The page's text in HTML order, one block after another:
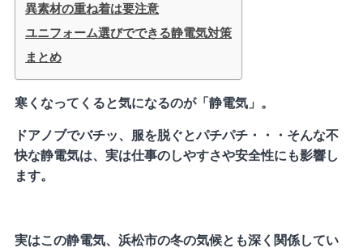
異素材の重ね着は要注意
ユニフォーム選びでできる静電気対策
まとめ
寒くなってくると気になるのが「静電気」。
ドアノブでバチッ、服を脱ぐとパチパチ・・・そんな不
快な静電気は、実は仕事のしやすさや安全性にも影響し
ます。
実はこの静電気、浜松市の冬の気候とも深く関係してい